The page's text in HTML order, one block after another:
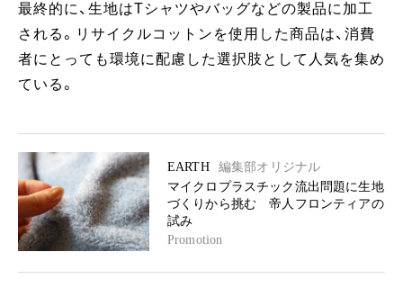
最終的に、生地はTシャツやバッグなどの製品に加工
される。リサイクルコットンを使用した商品は、消費
者にとっても環境に配慮した選択肢として人気を集め
ている。
EARTH
編集部オリジナル
マイクロプラスチック流出問題に生地
づくりから挑む 帝人フロンティアの
試み
Promotion